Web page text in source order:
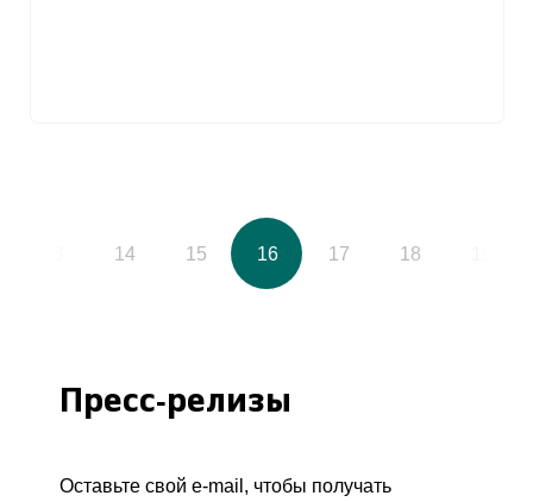
14 15 16 17 18
Пресс-релизы
Оставьте свой e-mail, чтобы получать